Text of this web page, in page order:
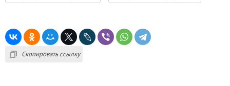
Скопировать ссылку